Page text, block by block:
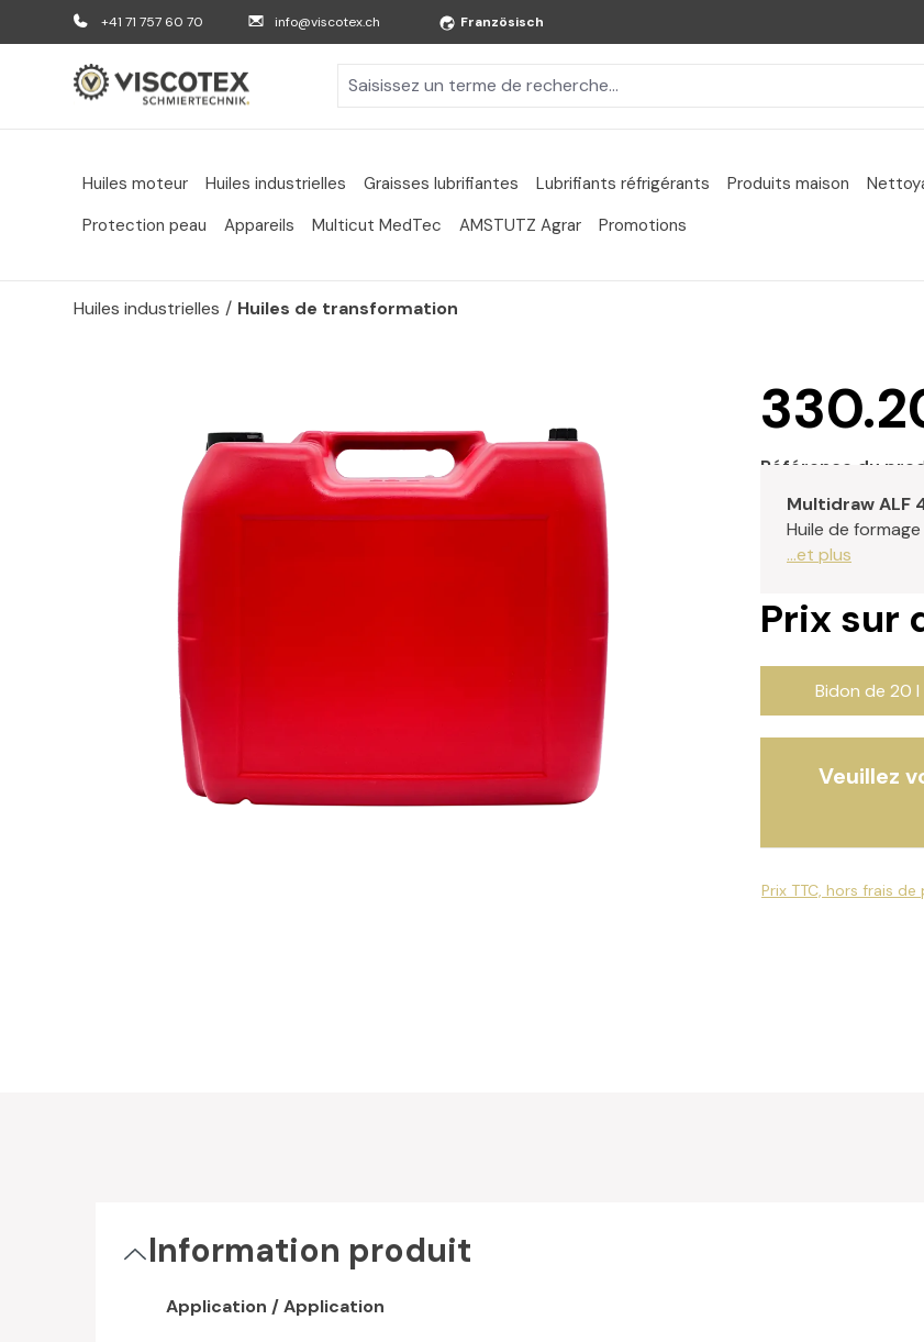
au contenu principal
Aller à la recherche
Aller à la navigation principale
+41 71 757 60 70 info@viscotex.ch Französisch
Huiles moteur Huiles industrielles Graisses lubrifiantes Lubrifiants réfrigérants Produits maison
Protection peau
Appareils Multicut MedTec AMSTUTZ Agrar Promotions
Huiles industrielles / Huiles de transformation
Référence du
Multidraw ALF
Huile de
...et plus
Prix sur
Bidon de 20 l
Veuillez
Prix TTC, hors frais de
Information produit
Application / Application